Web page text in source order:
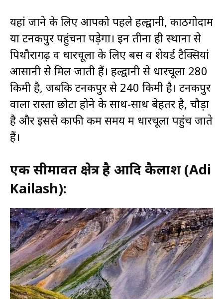
यहां जाने के लिए आपको पहले हल्द्वानी, काठगोदाम
या टनकपुर पहुंचना पड़ेगा। इन तीनों ही स्थानों से
पिथौरागढ़ व धारचूला के लिए बसें व शेयर्ड टैक्सियां
आसानी से मिल जाती हैं। हल्द्वानी से धारचूला 280
किमी है, जबकि टनकपुर से 240 किमी है। टनकपुर
वाला रास्ता छोटा होने के साथ-साथ बेहतर है, चौड़ा
है और इससे काफी कम समय में धारचूला पहुंच जाते
हैं।
एक सीमावर्ती क्षेत्र है आदि कैलाश (Adi
Kailash):